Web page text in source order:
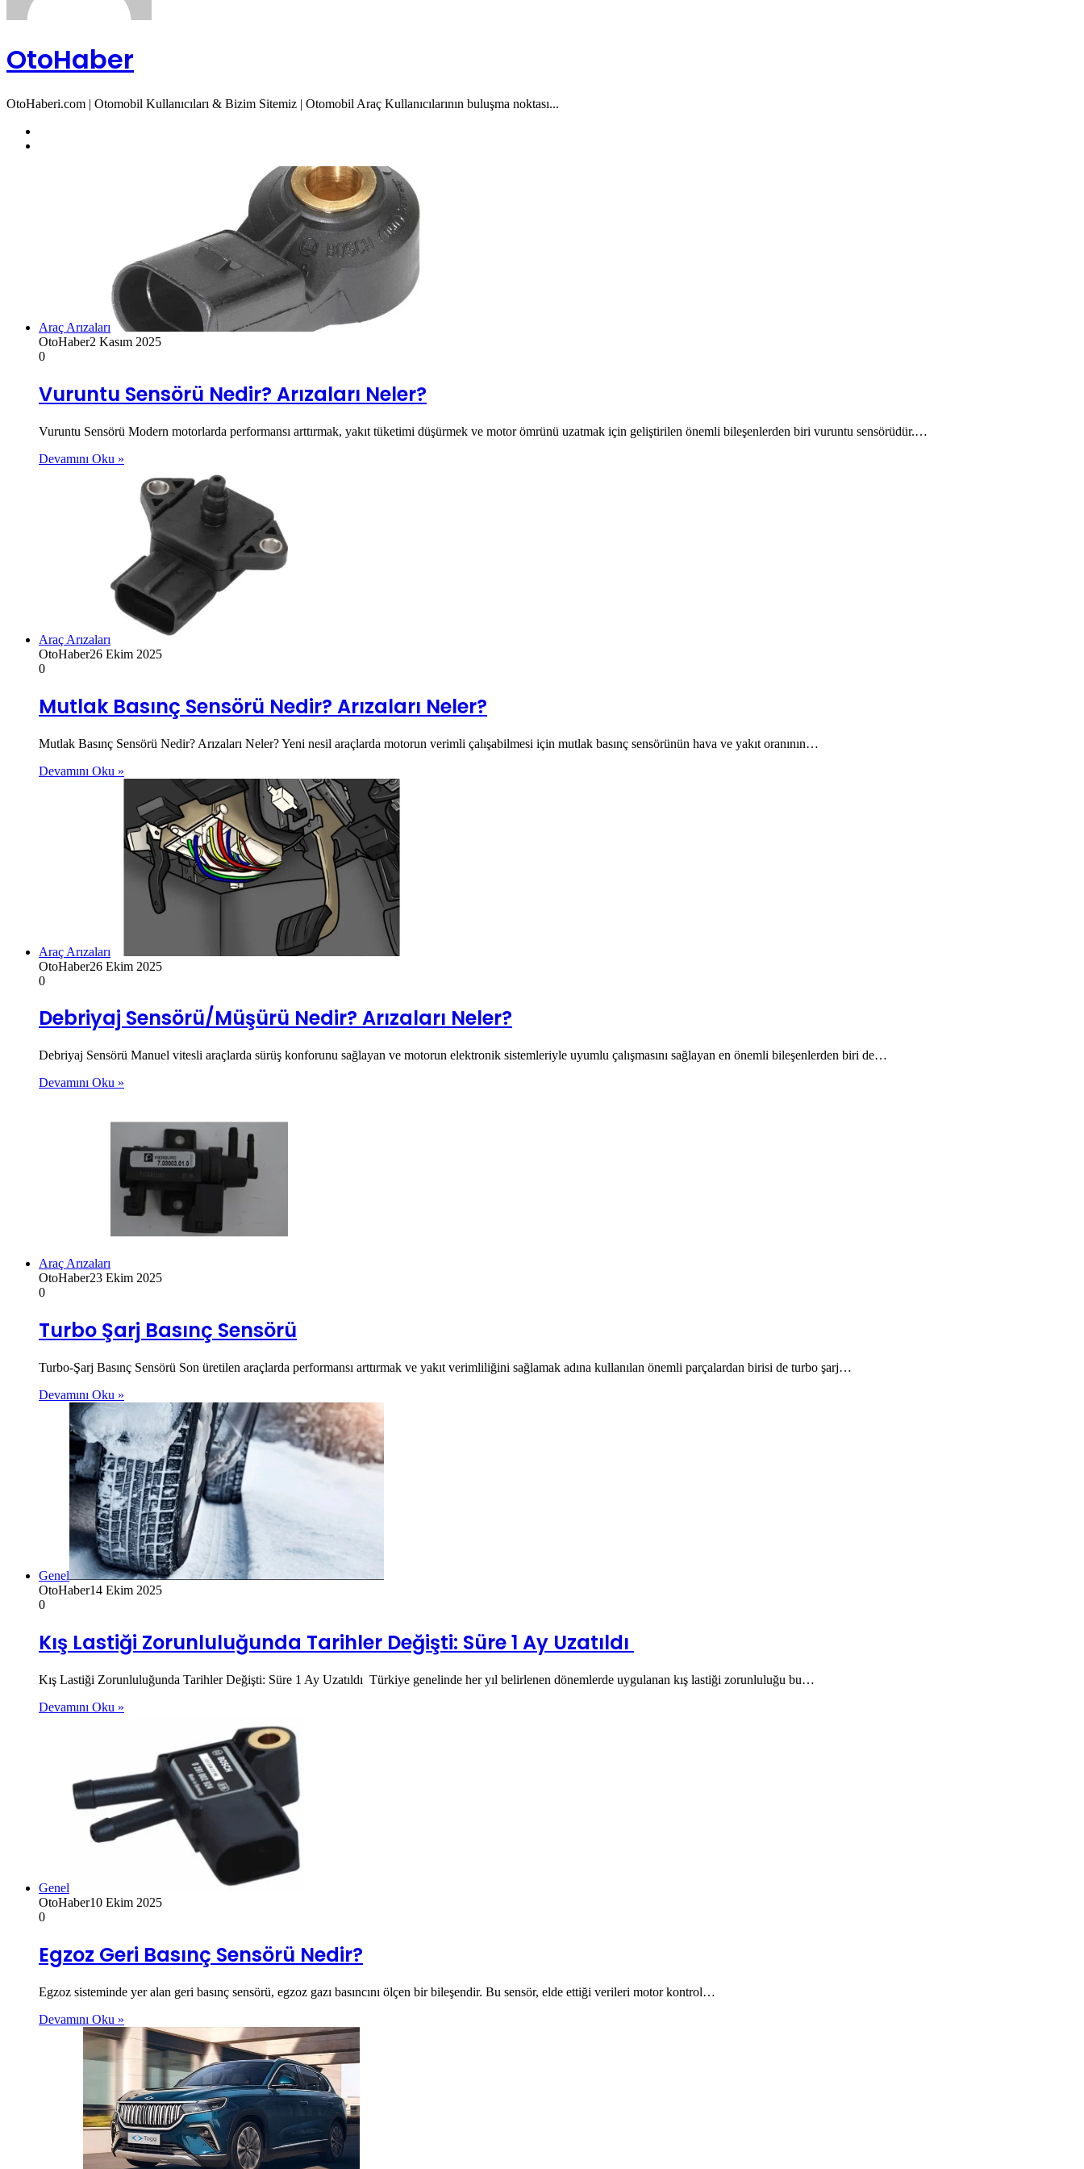
OtoHaber
OtoHaberi.com | Otomobil Kullanıcıları & Bizim Sitemiz | Otomobil Araç Kullanıcılarının buluşma noktası...
Araç Arızaları
OtoHaber2 Kasım 2025
0
Vuruntu Sensörü Nedir? Arızaları Neler?
Vuruntu Sensörü Modern motorlarda performansı arttırmak, yakıt tüketimi düşürmek ve motor ömrünü uzatmak için geliştirilen önemli bileşenlerden biri vuruntu sensörüdür.…
Devamını Oku »
Araç Arızaları
OtoHaber26 Ekim 2025
0
Mutlak Basınç Sensörü Nedir? Arızaları Neler?
Mutlak Basınç Sensörü Nedir? Arızaları Neler? Yeni nesil araçlarda motorun verimli çalışabilmesi için mutlak basınç sensörünün hava ve yakıt oranının…
Devamını Oku »
Araç Arızaları
OtoHaber26 Ekim 2025
0
Debriyaj Sensörü/Müşürü Nedir? Arızaları Neler?
Debriyaj Sensörü Manuel vitesli araçlarda sürüş konforunu sağlayan ve motorun elektronik sistemleriyle uyumlu çalışmasını sağlayan en önemli bileşenlerden biri de…
Devamını Oku »
Araç Arızaları
OtoHaber23 Ekim 2025
0
Turbo Şarj Basınç Sensörü
Turbo-Şarj Basınç Sensörü Son üretilen araçlarda performansı arttırmak ve yakıt verimliliğini sağlamak adına kullanılan önemli parçalardan birisi de turbo şarj…
Devamını Oku »
Genel
OtoHaber14 Ekim 2025
0
Kış Lastiği Zorunluluğunda Tarihler Değişti: Süre 1 Ay Uzatıldı
Kış Lastiği Zorunluluğunda Tarihler Değişti: Süre 1 Ay Uzatıldı Türkiye genelinde her yıl belirlenen dönemlerde uygulanan kış lastiği zorunluluğu bu…
Devamını Oku »
Genel
OtoHaber10 Ekim 2025
0
Egzoz Geri Basınç Sensörü Nedir?
Egzoz sisteminde yer alan geri basınç sensörü, egzoz gazı basıncını ölçen bir bileşendir. Bu sensör, elde ettiği verileri motor kontrol…
Devamını Oku »